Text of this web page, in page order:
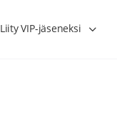
Liity VIP-jäseneksi